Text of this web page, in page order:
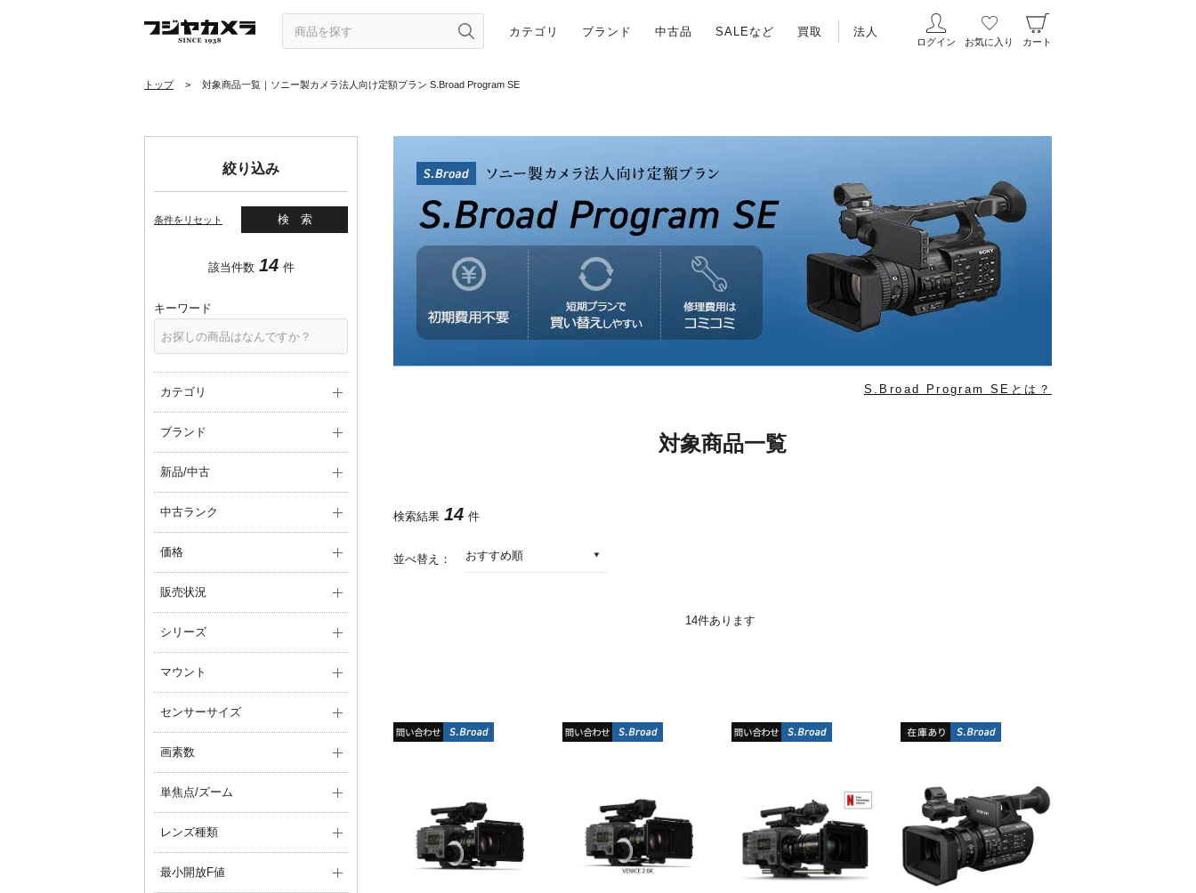
カテゴリ ブランド 中古品 SALEなど 買取 法人
ログイン お気に入り カート
トップ > 対象商品一覧｜ソニー製カメラ法人向け定額プラン S.Broad Program SE
絞り込み
条件をリセット 検索
該当件数 14 件
キーワード
カテゴリ
ブランド
新品/中古
中古ランク
価格
販売状況
シリーズ
マウント
センサーサイズ
画素数
単焦点/ズーム
レンズ種類
最小開放F値
S.Broad Program SEとは？
対象商品一覧
検索結果 14 件
並べ替え： おすすめ順
14件あります